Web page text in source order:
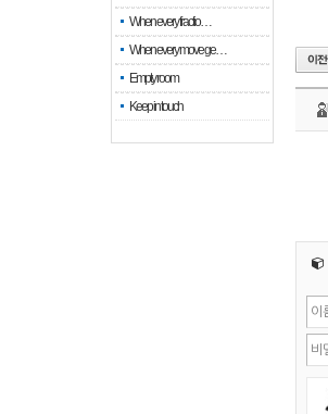
When every fractio…
When every move ge…
Empty room
Keep in touch